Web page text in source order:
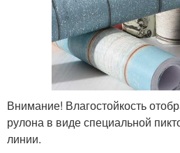
Внимание! Влагостойкость
рулона в виде специальной
линии.